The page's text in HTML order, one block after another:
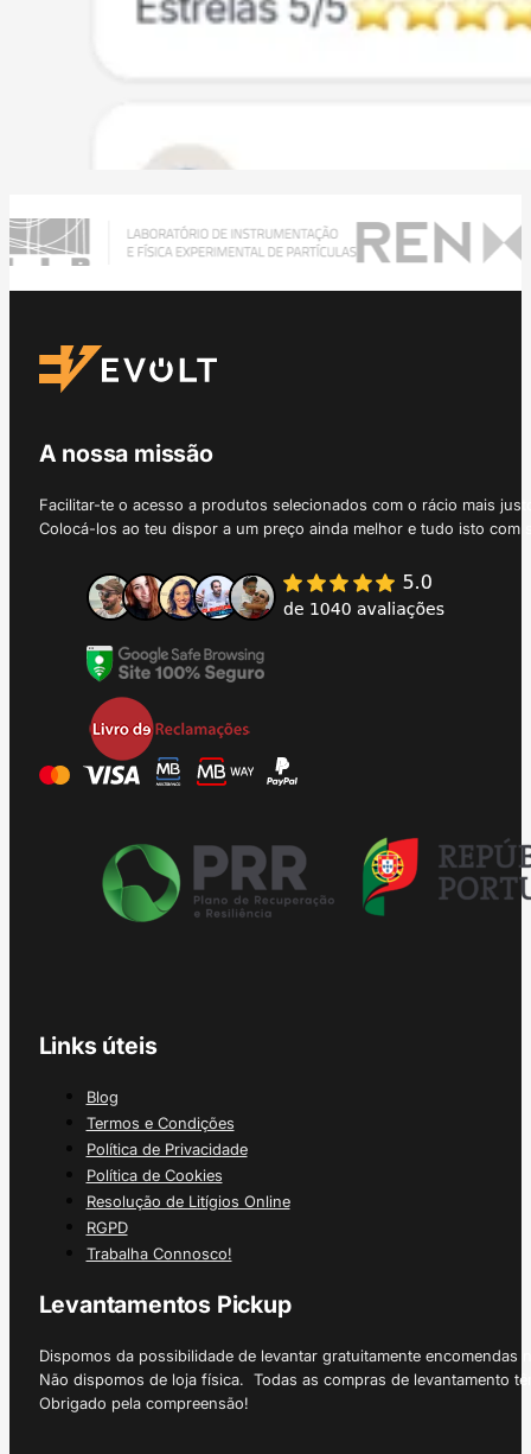
A nossa missão
Facilitar-te o acesso a produtos selecionados com o rácio mais
Colocá-los ao teu dispor a um preço ainda melhor e tudo isto
Links úteis
Blog
Termos e Condições
Política de Privacidade
Política de Cookies
Resolução de Litígios Online
RGPD
Trabalha Connosco!
Levantamentos Pickup
Dispomos da possibilidade de levantar gratuitamente
Não dispomos de loja física. Todas as compras de levantamento
Obrigado pela compreensão!